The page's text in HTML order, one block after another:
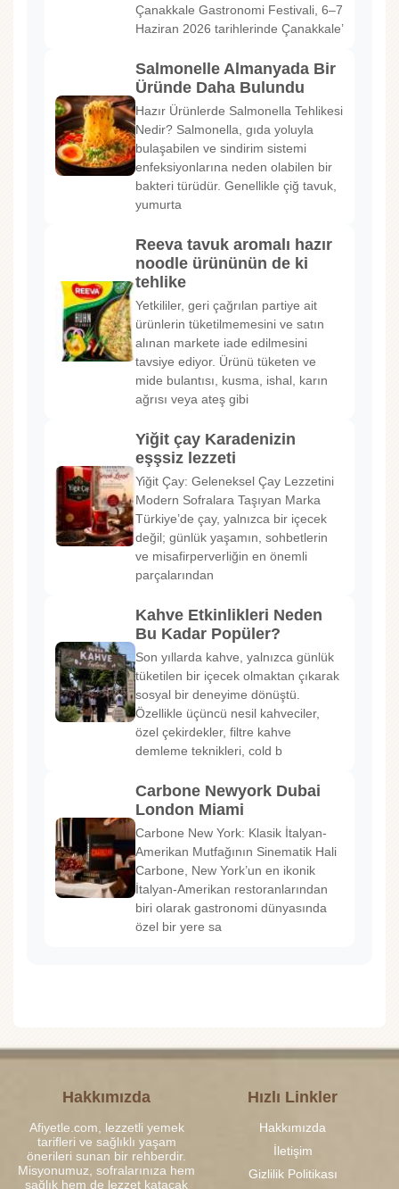
Çanakkale Gastronomi Festivali, 6–7
Haziran 2026 tarihlerinde Çanakkale’
Salmonelle Almanyada Bir
Üründe Daha Bulundu
Hazır Ürünlerde Salmonella Tehlikesi
Nedir? Salmonella, gıda yoluyla
bulaşabilen ve sindirim sistemi
enfeksiyonlarına neden olabilen bir
bakteri türüdür. Genellikle çiğ tavuk,
yumurta
Reeva tavuk aromalı hazır
noodle ürününün de ki
tehlike
Yetkililer, geri çağrılan partiye ait
ürünlerin tüketilmemesini ve satın
alınan markete iade edilmesini
tavsiye ediyor. Ürünü tüketen ve
mide bulantısı, kusma, ishal, karın
ağrısı veya ateş gibi
Yiğit çay Karadenizin
eşşsiz lezzeti
Yiğit Çay: Geleneksel Çay Lezzetini
Modern Sofralara Taşıyan Marka
Türkiye’de çay, yalnızca bir içecek
değil; günlük yaşamın, sohbetlerin
ve misafirperverliğin en önemli
parçalarından
Kahve Etkinlikleri Neden
Bu Kadar Popüler?
Son yıllarda kahve, yalnızca günlük
tüketilen bir içecek olmaktan çıkarak
sosyal bir deneyime dönüştü.
Özellikle üçüncü nesil kahveciler,
özel çekirdekler, filtre kahve
demleme teknikleri, cold b
Carbone Newyork Dubai
London Miami
Carbone New York: Klasik İtalyan-
Amerikan Mutfağının Sinematik Hali
Carbone, New York’un en ikonik
İtalyan-Amerikan restoranlarından
biri olarak gastronomi dünyasında
özel bir yere sa
Hakkımızda
Afiyetle.com, lezzetli yemek
tarifleri ve sağlıklı yaşam
önerileri sunan bir rehberdir.
Misyonumuz, sofralarınıza hem
sağlık hem de lezzet katacak
Hızlı Linkler
Hakkımızda
İletişim
Gizlilik Politikası